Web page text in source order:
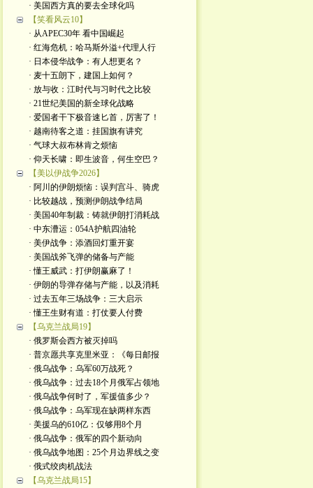
· 美国西方真的要去全球化吗
【笑看风云10】
· 从APEC30年 看中国崛起
· 红海危机：哈马斯外溢+代理人行
· 日本侵华战争：有人想更名？
· 麦十五朗下，建国上如何？
· 放与收：江时代与习时代之比较
· 21世纪美国的新全球化战略
· 爱国者干下极音速匕首，厉害了！
· 越南待客之道：挂国旗有讲究
· 气球大叔布林肯之烦恼
· 仰天长啸：即生波音，何生空巴？
【美以伊战争2026】
· 阿川的伊朗烦恼：误判宫斗、骑虎
· 比较越战，预测伊朗战争结局
· 美国40年制裁：铸就伊朗打消耗战
· 中东漕运：054A护航四油轮
· 美伊战争：添酒回灯重开宴
· 美国战斧飞弹的储备与产能
· 懂王威武：打伊朗赢麻了！
· 伊朗的导弹存储与产能，以及消耗
· 过去五年三场战争：三大启示
· 懂王生财有道：打仗要人付费
【乌克兰战局19】
· 俄罗斯会西方被灭掉吗
· 普京愿共享克里米亚：《每日邮报
· 俄乌战争：乌军60万战死？
· 俄乌战争：过去18个月俄军占领地
· 俄乌战争何时了，军援值多少？
· 俄乌战争：乌军现在缺两样东西
· 美援乌的610亿：仅够用8个月
· 俄乌战争：俄军的四个新动向
· 俄乌战争地图：25个月边界线之变
· 俄式绞肉机战法
【乌克兰战局15】